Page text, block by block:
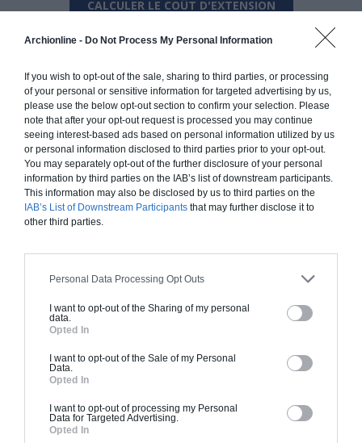
Archionline - Do Not Process My Personal Information
If you wish to opt-out of the sale, sharing to third parties, or processing
of your personal or sensitive information for targeted advertising by us,
please use the below opt-out section to confirm your selection. Please
note that after your opt-out request is processed you may continue
seeing interest-based ads based on personal information utilized by us
or personal information disclosed to third parties prior to your opt-out.
You may separately opt-out of the further disclosure of your personal
information by third parties on the IAB’s list of downstream participants.
This information may also be disclosed by us to third parties on the
IAB’s List of Downstream Participants that may further disclose it to
other third parties.
Personal Data Processing Opt Outs
I want to opt-out of the Sharing of my personal
data.
Opted In
I want to opt-out of the Sale of my Personal
Data.
Opted In
I want to opt-out of processing my Personal
Data for Targeted Advertising.
Opted In
CALCULER LE COÛT D'EXTENSION
NOS ENGAGEMENTS
Vous permettre de mieux construire, mieux rénover et
mieux agrandir votre habitat.
Programmez vite une analyse gratuite
Faites les bons choix techniques et conceptuels, dès le
au bon prix pour vos besoins et obtenez une
estimation rapide du budget et des délais de
réalisation de vos travaux.
Obtenir un Devis Rapidement